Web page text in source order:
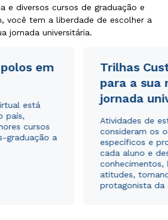
e diversos cursos de graduação e
você tem a liberdade de escolher a
jornada universitária.
em
está
país,
cursos
graduação a
Trilhas
para a sua
jornada
Atividades de
consideram os
específicos e
cada aluno e
conhecimentos,
atitudes,
protagonista da